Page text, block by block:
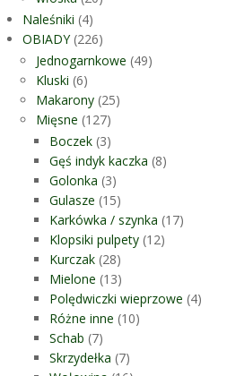
Naleśniki (4)
OBIADY(226)
Jednogarnkowe (49)
Kluski (6)
Makarony (25)
Mięsne (127)
Boczek (3)
Gęś indyk kaczka (8)
Golonka (3)
Gulasze (15)
Karkówka / szynka (17)
Klopsiki pulpety (12)
Kurczak (28)
Mielone (13)
Polędwiczki wieprzowe (4)
Różne inne (10)
Schab (7)
Skrzydełka (7)